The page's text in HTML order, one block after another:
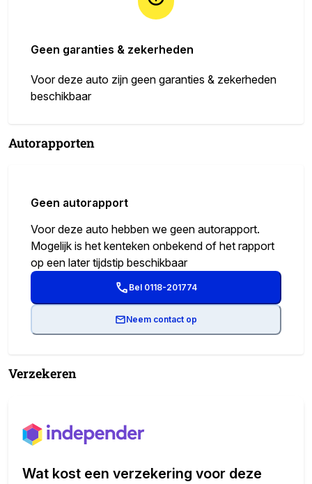
Geen garanties & zekerheden
Voor deze auto zijn geen garanties & zekerheden
beschikbaar
Autorapporten
Geen autorapport
Voor deze auto hebben we geen autorapport.
Mogelijk is het kenteken onbekend of het rapport
op een later tijdstip beschikbaar
Bel 0118-201774
Neem contact op
Verzekeren
Wat kost een verzekering voor deze